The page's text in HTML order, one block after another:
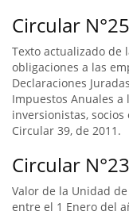
Circular
Texto actualizado de
obligaciones a las
Declaraciones
Impuestos Anuales
inversionistas,
Circular 39, de 2011.
Circular
Valor de la Unidad
entre el 1 Enero del